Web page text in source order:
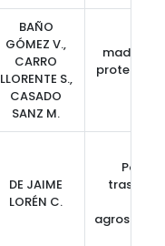
BAÑO
GÓMEZ V.,
CARRO
LLORENTE S.,
CASADO
SANZ M.
madera
DE JAIME
LORÉN C.